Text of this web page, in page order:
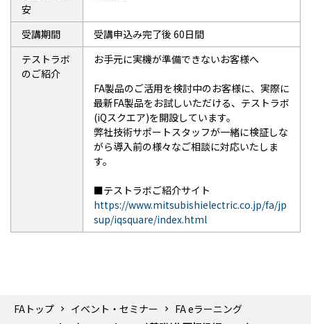
安
受講期間
受講申込み完了後 60日間
テストラボ
のご紹介
お手元に実機が準備できないお客様へ
FA製品のご活用を検討中のお客様に、実際に
最新FA製品をお試しいただける、テストラボ
(iQスクエア)を開設しています。
弊社技術サポートスタッフが一緒に検証しな
がら導入前の様々なご相談に対応いたしま
す。
■テストラボご紹介サイト
https://www.mitsubishielectric.co.jp/fa/jp
sup/iqsquare/index.html
FAトップ イベント・セミナー
FA eラーニング